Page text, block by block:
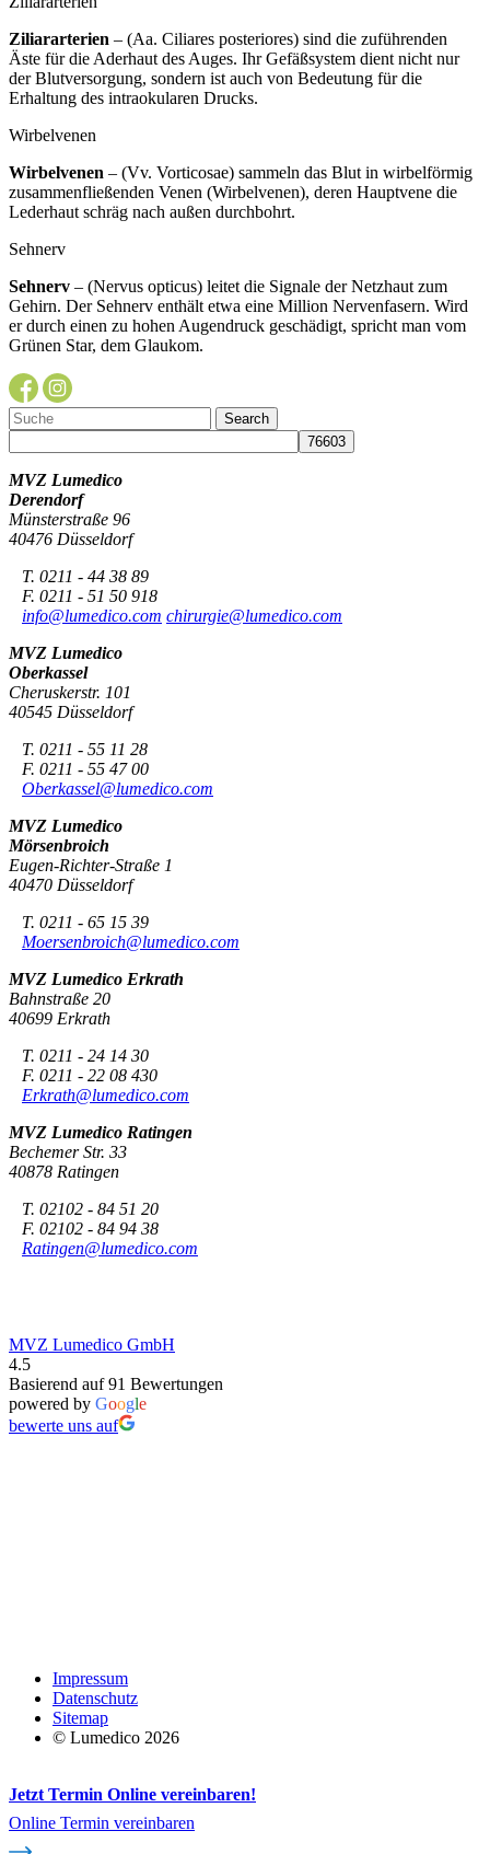
Ziliararterien – (Aa. Ciliares posteriores) sind die zuführenden
Äste für die Aderhaut des Auges. Ihr Gefäßsystem dient nicht nur
der Blutversorgung, sondern ist auch von Bedeutung für die
Erhaltung des intraokularen Drucks.
Wirbelvenen
Wirbelvenen – (Vv. Vorticosae) sammeln das Blut in wirbelförmig
zusammenfließenden Venen (Wirbelvenen), deren Hauptvene die
Lederhaut schräg nach außen durchbohrt.
Sehnerv
Sehnerv – (Nervus opticus) leitet die Signale der Netzhaut zum
Gehirn. Der Sehnerv enthält etwa eine Million Nervenfasern. Wird
er durch einen zu hohen Augendruck geschädigt, spricht man vom
Grünen Star, dem Glaukom.
MVZ Lumedico
Derendorf
Münsterstraße 96
40476 Düsseldorf
T. 0211 - 44 38 89
F. 0211 - 51 50 918
info@lumedico.com chirurgie@lumedico.com
MVZ Lumedico
Oberkassel
Cheruskerstr. 101
40545 Düsseldorf
T. 0211 - 55 11 28
F. 0211 - 55 47 00
Oberkassel@lumedico.com
MVZ Lumedico
Mörsenbroich
Eugen-Richter-Straße 1
40470 Düsseldorf
T. 0211 - 65 15 39
Moersenbroich@lumedico.com
MVZ Lumedico Erkrath
Bahnstraße 20
40699 Erkrath
T. 0211 - 24 14 30
F. 0211 - 22 08 430
Erkrath@lumedico.com
MVZ Lumedico Ratingen
Bechemer Str. 33
40878 Ratingen
T. 02102 - 84 51 20
F. 02102 - 84 94 38
Ratingen@lumedico.com
MVZ Lumedico GmbH
4.5
Basierend auf 91 Bewertungen
powered by Google
bewerte uns auf
Impressum
Datenschutz
Sitemap
© Lumedico 2026
Jetzt Termin Online vereinbaren!
Online Termin vereinbaren